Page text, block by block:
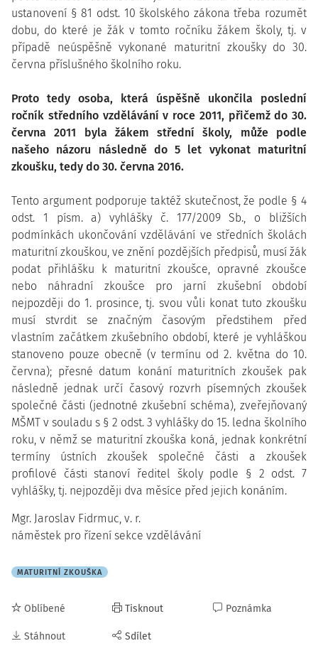
ustanovení § 81 odst. 10 školského zákona třeba rozumět
dobu, do které je žák v tomto ročníku žákem školy, tj. v
případě neúspěšně vykonané maturitní zkoušky do 30.
června příslušného školního roku.
Proto tedy osoba, která úspěšně ukončila poslední
ročník středního vzdělávání v roce 2011, přičemž do 30.
června 2011 byla žákem střední školy, může podle
našeho názoru následně do 5 let vykonat maturitní
zkoušku, tedy do 30. června 2016.
Tento argument podporuje taktéž skutečnost, že podle § 4
odst. 1 písm. a) vyhlášky č. 177/2009 Sb., o bližších
podmínkách ukončování vzdělávání ve středních školách
maturitní zkouškou, ve znění pozdějších předpisů, musí žák
podat přihlášku k maturitní zkoušce, opravné zkoušce
nebo náhradní zkoušce pro jarní zkušební období
nejpozději do 1. prosince, tj. svou vůli konat tuto zkoušku
musí stvrdit se značným časovým předstihem před
vlastním začátkem zkušebního období, které je vyhláškou
stanoveno pouze obecně (v termínu od 2. května do 10.
června); přesné datum konání maturitních zkoušek pak
následně jednak určí časový rozvrh písemných zkoušek
společné části (jednotné zkušební schéma), zveřejňovaný
MŠMT v souladu s § 2 odst. 3 vyhlášky do 15. ledna školního
roku, v němž se maturitní zkouška koná, jednak konkrétní
termíny ústních zkoušek společné části a zkoušek
profilové části stanoví ředitel školy podle § 2 odst. 7
vyhlášky, tj. nejpozději dva měsíce před jejich konáním.
Mgr. Jaroslav Fidrmuc, v. r.
náměstek pro řízení sekce vzdělávání
MATURITNÍ ZKOUŠKA
Oblíbené
Stáhnout
Tisknout
Sdílet
Poznámka